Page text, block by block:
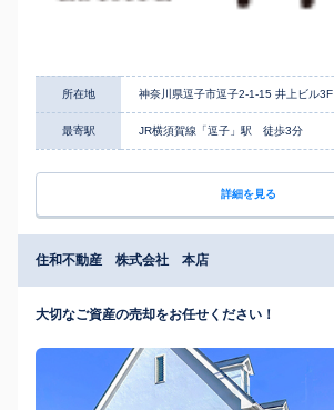
所在地 神奈川県逗子市逗子2-1-15 井上ビル3F
最寄駅 JR横須賀線「逗子」駅 徒歩3分
詳細を見る
住和不動産 株式会社 本店
大切なご資産の売却をお任せください！